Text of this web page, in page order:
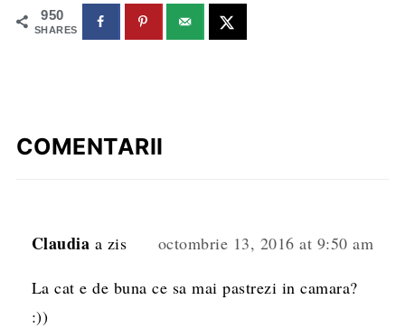
950
SHARES
COMENTARII
Claudia a zis octombrie 13, 2016 at 9:50 am
La cat e de buna ce sa mai pastrezi in camara?
:))